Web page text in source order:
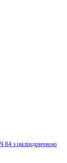
84 з циліндричною